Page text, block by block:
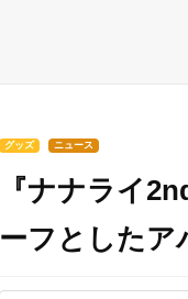
グッズ ニュース
『ナナライ
ーフとした